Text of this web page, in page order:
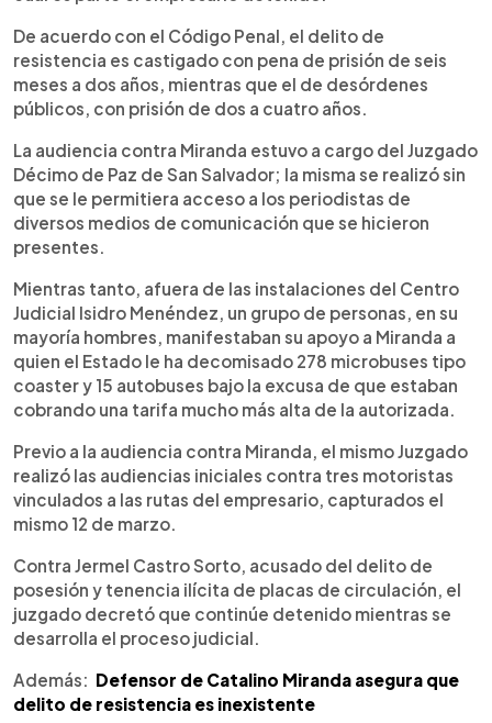
De acuerdo con el Código Penal, el delito de
resistencia es castigado con pena de prisión de seis
meses a dos años, mientras que el de desórdenes
públicos, con prisión de dos a cuatro años.
La audiencia contra Miranda estuvo a cargo del Juzgado
Décimo de Paz de San Salvador; la misma se realizó sin
que se le permitiera acceso a los periodistas de
diversos medios de comunicación que se hicieron
presentes.
Mientras tanto, afuera de las instalaciones del Centro
Judicial Isidro Menéndez, un grupo de personas, en su
mayoría hombres, manifestaban su apoyo a Miranda a
quien el Estado le ha decomisado 278 microbuses tipo
coaster y 15 autobuses bajo la excusa de que estaban
cobrando una tarifa mucho más alta de la autorizada.
Previo a la audiencia contra Miranda, el mismo Juzgado
realizó las audiencias iniciales contra tres motoristas
vinculados a las rutas del empresario, capturados el
mismo 12 de marzo.
Contra Jermel Castro Sorto, acusado del delito de
posesión y tenencia ilícita de placas de circulación, el
juzgado decretó que continúe detenido mientras se
desarrolla el proceso judicial.
Además: Defensor de Catalino Miranda asegura que
delito de resistencia es inexistente